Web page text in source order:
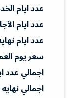
عدد ايام
عدد ايام
عدد ايام
سعر يوم
اجمالي عدد
اجمالي